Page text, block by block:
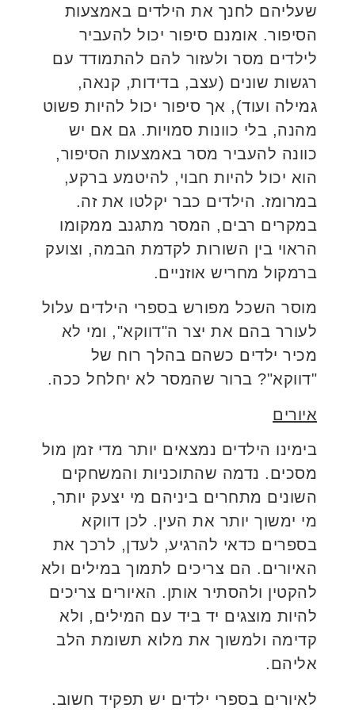
שעליהם לחנך את הילדים באמצעות
הסיפור. אומנם סיפור יכול להעביר
לילדים מסר ולעזור להם להתמודד עם
רגשות שונים (עצב, בדידות, קנאה,
גמילה ועוד), אך סיפור יכול להיות פשוט
מהנה, בלי כוונות סמויות. גם אם יש
כוונה להעביר מסר באמצעות הסיפור,
הוא יכול להיות חבוי, להיטמע ברקע,
במרומז. הילדים כבר יקלטו את זה.
במקרים רבים, המסר מתגנב ממקומו
הראוי בין השורות לקדמת הבמה, וצועק
ברמקול מחריש אוזניים.
מוסר השכל מפורש בספרי הילדים עלול
לעורר בהם את יצר ה"דווקא", ומי לא
מכיר ילדים כשהם בהלך רוח של
"דווקא"? ברור שהמסר לא יחלחל ככה.
איורים
בימינו הילדים נמצאים יותר מדי זמן מול
מסכים. נדמה שהתוכניות והמשחקים
השונים מתחרים ביניהם מי יצעק יותר,
מי ימשוך יותר את העין. לכן דווקא
בספרים כדאי להרגיע, לעדן, לרכך את
האיורים. הם צריכים לתמוך במילים ולא
להקטין ולהסתיר אותן. האיורים צריכים
להיות מוצגים יד ביד עם המילים, ולא
קדימה ולמשוך את מלוא תשומת הלב
אליהם.
לאיורים בספרי ילדים יש תפקיד חשוב.